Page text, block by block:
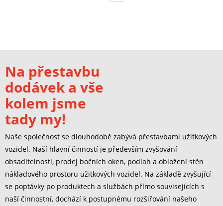
Na přestavbu
dodávek a vše
kolem jsme
tady my!
Naše společnost se dlouhodobě zabývá přestavbami užitkových
vozidel. Naší hlavní činností je především zvyšování
obsaditelnosti, prodej bočních oken, podlah a obložení stěn
nákladového prostoru užitkových vozidel. Na základě zvyšující
se poptávky po produktech a službách přímo souvisejících s
naší činnostní, dochází k postupnému rozšiřování našeho